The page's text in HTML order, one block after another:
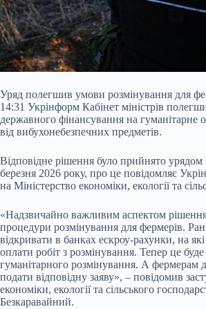
Уряд полегшив умови розмінування для
14:31 Укрінформ Кабінет міністрів
державного фінансування на гуманітарне
від вибухонебезпечних предметів.
Відповідне рішення було прийнято урядом
березня 2026 року, про це повідомляє
на Міністерство економіки, екології та
«Надзвичайно важливим аспектом
процедури розмінування для фермерів.
відкривати в банках ескроу-рахунки, на
оплати робіт з розмінування. Тепер це
гуманітарного розмінування. А фермерам
подати відповідну заяву», – повідомив
економіки, екології та сільського
Безкаравайний.